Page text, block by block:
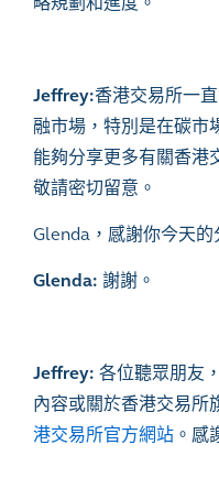
Jeffrey:香港交易所一
融市場，特別是在碳市
能夠分享更多有關香港
敬請密切留意。
Glenda ，感謝你今天的
Glenda: 謝謝。
Jeffrey: 各位聽眾朋友
內容或關於香港交易所
港交易所官方網站 。感